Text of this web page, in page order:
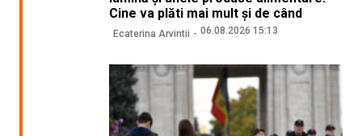
Cine va plăti mai mult și de când
Ecaterina Arvintii 06.08.2026 15:13